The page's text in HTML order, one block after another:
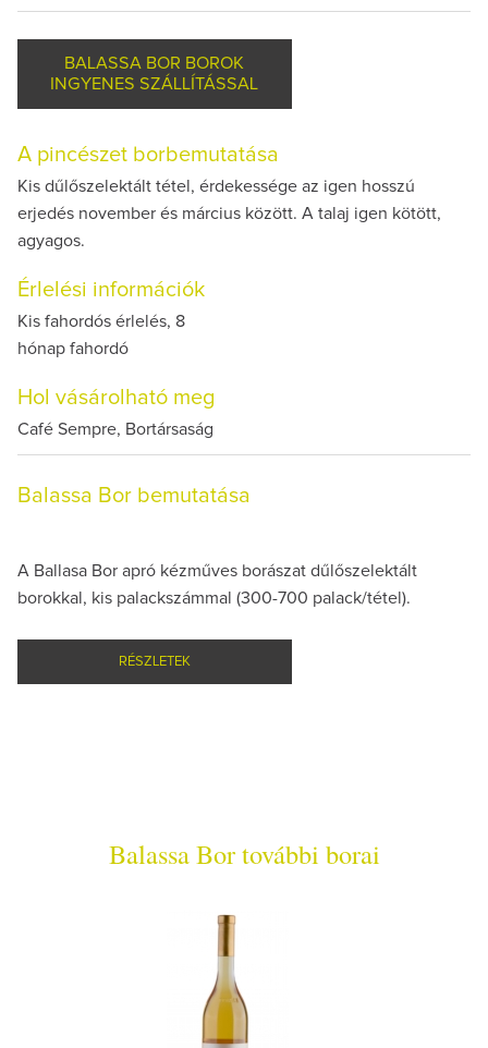
BALASSA BOR BOROK
INGYENES SZÁLLÍTÁSSAL
A pincészet borbemutatása
Kis dűlőszelektált tétel, érdekessége az igen hosszú
erjedés november és március között. A talaj igen kötött,
agyagos.
Érlelési információk
Kis fahordós érlelés, 8
hónap fahordó
Hol vásárolható meg
Café Sempre, Bortársaság
Balassa Bor bemutatása
A Ballasa Bor apró kézműves borászat dűlőszelektált
borokkal, kis palackszámmal (300-700 palack/tétel).
RÉSZLETEK
Balassa Bor további borai